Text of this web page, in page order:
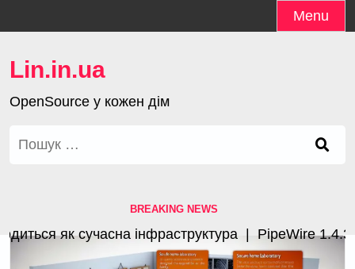
to
Menu
Lin.in.ua
OpenSource у кожен дім
Пошук:
BREAKING NEWS
як сучасна інфраструктура |PipeWire 1.4.3 з